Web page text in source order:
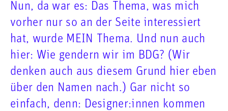
Nun, da war es: Das Thema, was mich
vorher nur so an der Seite interessiert
hat, wurde MEIN Thema. Und nun auch
hier: Wie gendern wir im BDG? (Wir
denken auch aus diesem Grund hier eben
über den Namen nach.) Gar nicht so
einfach, denn: Designer:innen kommen